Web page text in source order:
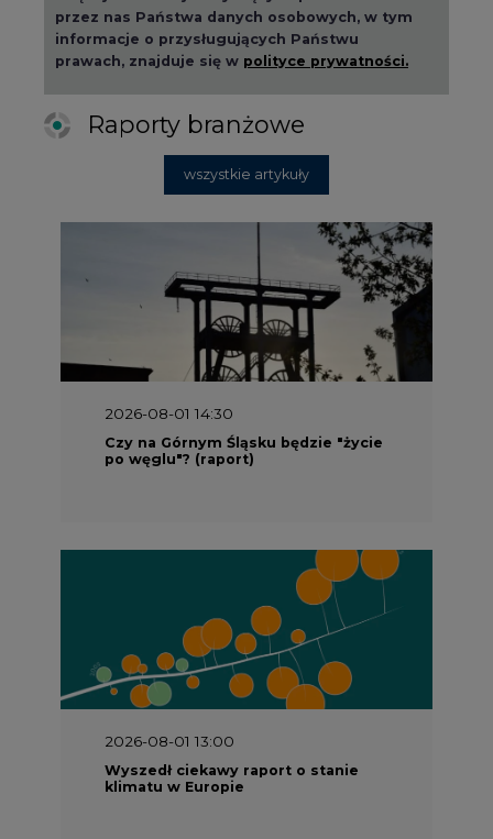
przez nas Państwa danych osobowych, w tym
informacje o przysługujących Państwu
prawach, znajduje się w polityce prywatności.
Raporty branżowe
wszystkie artykuły
2026-08-01 14:30
Czy na Górnym Śląsku będzie "życie
po węglu"? (raport)
2026-08-01 13:00
Wyszedł ciekawy raport o stanie
klimatu w Europie